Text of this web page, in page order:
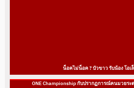
น็อคไม่น็อค ? บัวขาว รับน้อง โอเ
ONE Championship กับปรากฏการณ์คนมวยร